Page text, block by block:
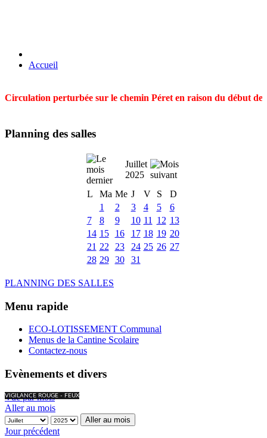
Accueil
Circulation perturbée sur le chemin Péret en raison du début
Planning des salles
Juillet
2025
L
Ma Me J V S
D
1
2 3 4 5
6
7
8 9 10 11 12 13
14 15 16 17 18 19 20
21 22 23 24 25 26 27
28 29 30 31
PLANNING DES SALLES
Menu rapide
ECO-LOTISSEMENT Communal
Menus de la Cantine Scolaire
Contactez-nous
Evènements et divers
VIGILANCE ROUGE - FEUX
Vue par mois
Aller au mois
Aller au mois
Jour précédent